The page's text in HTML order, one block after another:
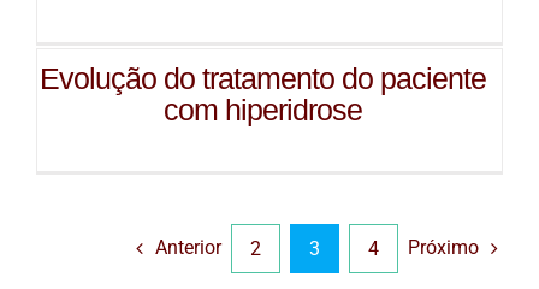
Evolução do tratamento do paciente
com hiperidrose
Anterior 2 3 4 Próximo